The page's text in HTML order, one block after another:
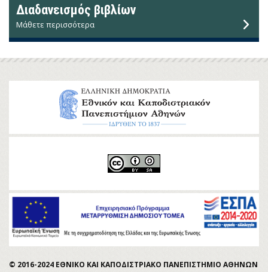
Διαδανεισμός βιβλίων
Μάθετε περισσότερα
© 2016-2024 ΕΘΝΙΚΟ ΚΑΙ ΚΑΠΟΔΙΣΤΡΙΑΚΟ ΠΑΝΕΠΙΣΤΗΜΙΟ ΑΘΗΝΩΝ